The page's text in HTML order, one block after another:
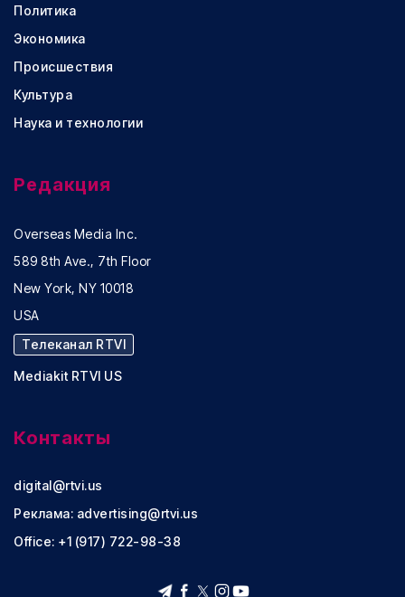
Политика
Экономика
Происшествия
Культура
Наука и технологии
Редакция
Overseas Media Inc.
589 8th Ave., 7th Floor
New York, NY 10018
USA
Телеканал RTVI
Mediakit RTVI US
Контакты
digital@rtvi.us
Реклама: advertising@rtvi.us
Office: +1 (917) 722-98-38